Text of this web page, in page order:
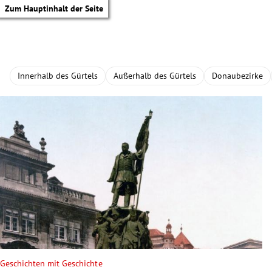
Zum Hauptinhalt der Seite
Innerhalb des Gürtels Außerhalb des Gürtels Donaubezirke
Geschichten mit Geschichte